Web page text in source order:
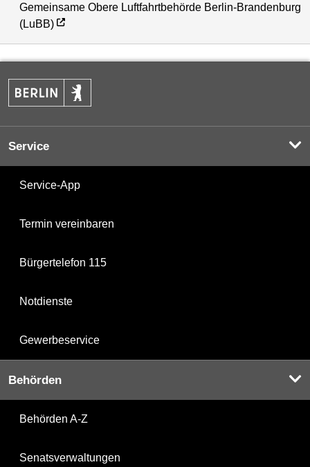
Gemeinsame Obere Luftfahrtbehörde Berlin-Brandenburg
(LuBB)
Service
Service-App
Termin vereinbaren
Bürgertelefon 115
Notdienste
Gewerbeservice
Behörden
Behörden A-Z
Senatsverwaltungen